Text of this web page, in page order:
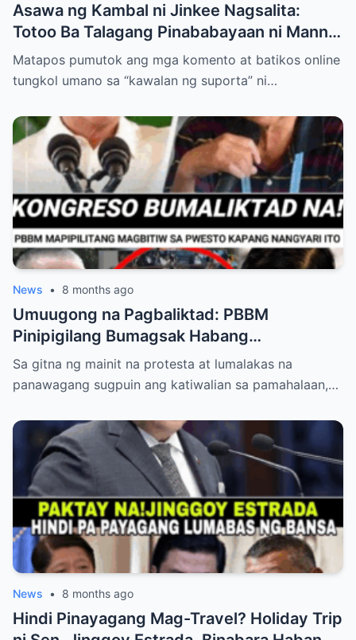
Asawa ng Kambal ni Jinkee Nagsalita:
Totoo Ba Talagang Pinababayaan ni Manny
Pacquiao ang Anak na si Eman?
Matapos pumutok ang mga komento at batikos online
tungkol umano sa “kawalan ng suporta” ni…
News • 8 months ago
Umuugong na Pagbaliktad: PBBM
Pinipigilang Bumagsak Habang
Mambabatas at Retired Generals
Humaharap at Kumakastigo sa Katiwalian
Sa gitna ng mainit na protesta at lumalakas na
panawagang sugpuin ang katiwalian sa pamahalaan,…
News • 8 months ago
Hindi Pinayagang Mag-Travel? Holiday Trip